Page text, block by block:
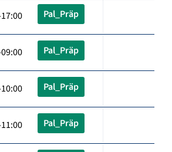
Pal_Präp
Pal_Präp
Pal_Präp
Pal_Präp